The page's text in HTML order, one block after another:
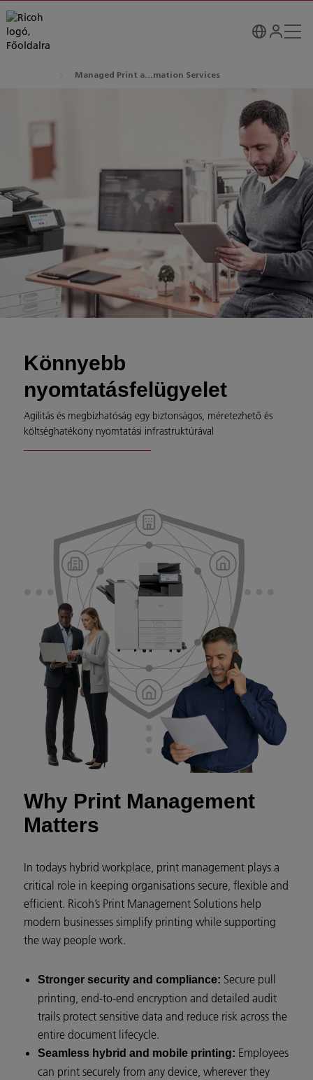
Managed Print a...mation Services
Könnyebb
nyomtatásfelügyelet
Agilitás és megbízhatóság egy biztonságos, méretezhető és
költséghatékony nyomtatási infrastruktúrával
Why Print Management
Matters
In todays hybrid workplace, print management plays a
critical role in keeping organisations secure, flexible and
efficient. Ricoh’s Print Management Solutions help
modern businesses simplify printing while supporting
the way people work.
Stronger security and compliance: Secure pull
printing, end‑to‑end encryption and detailed audit
trails protect sensitive data and reduce risk across the
entire document lifecycle.
Seamless hybrid and mobile printing: Employees
can print securely from any device, wherever they